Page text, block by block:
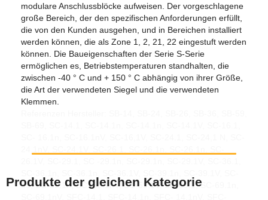
modulare Anschlussblöcke aufweisen. Der vorgeschlagene
große Bereich, der den spezifischen Anforderungen erfüllt,
die von den Kunden ausgehen, und in Bereichen installiert
werden können, die als Zone 1, 2, 21, 22 eingestuft werden
können. Die Baueigenschaften der Serie S-Serie
ermöglichen es, Betriebstemperaturen standhalten, die
zwischen -40 ° C und + 150 ° C abhängig von ihrer Größe,
die Art der verwendeten Siegel und die verwendeten
Klemmen.
59, SC-59.1n, SC -59.1nV, SC-59.1V, SC-69.1, SC-69.1n,
Produkte der gleichen Kategorie